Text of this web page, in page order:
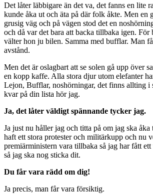
Det låter läbbigare än det va, det fanns en lite
kunde åka ut och äta på där folk åkte. Men en
grusig väg och på vägen stod det en
och då var det bara att backa tillbaka igen. För
välter hon ju bilen. Samma med bufflar. Man
avstånd.
Men det är oslagbart att se solen gå upp över
en kopp kaffe. Alla stora djur utom elefanter
Lejon, Bufflar, noshörningar, det finns allting i
kvar på din lista hör jag.
Ja, det låter väldigt spännande tycker jag.
Ja just nu håller jag och titta på om jag ska
haft ett stora protester och militärkupp och nu
premiärministern vara tillbaka så jag har fått
så jag ska nog sticka dit.
Du får vara rädd om dig!
Ja precis, man får vara försiktig.